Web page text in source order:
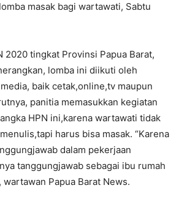
masak bagi wartawati, Sabtu
2020 tingkat Provinsi Papua Barat,
lomba ini diikuti oleh
baik cetak,online,tv maupun
panitia memasukkan kegiatan
HPN ini,karena wartawati tidak
harus bisa masak. “Karena
dalam pekerjaan
tanggungjawab sebagai ibu rumah
wartawan Papua Barat News.